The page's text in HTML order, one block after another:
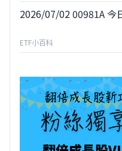
2026/07/02 00981A 今
ETF小百科